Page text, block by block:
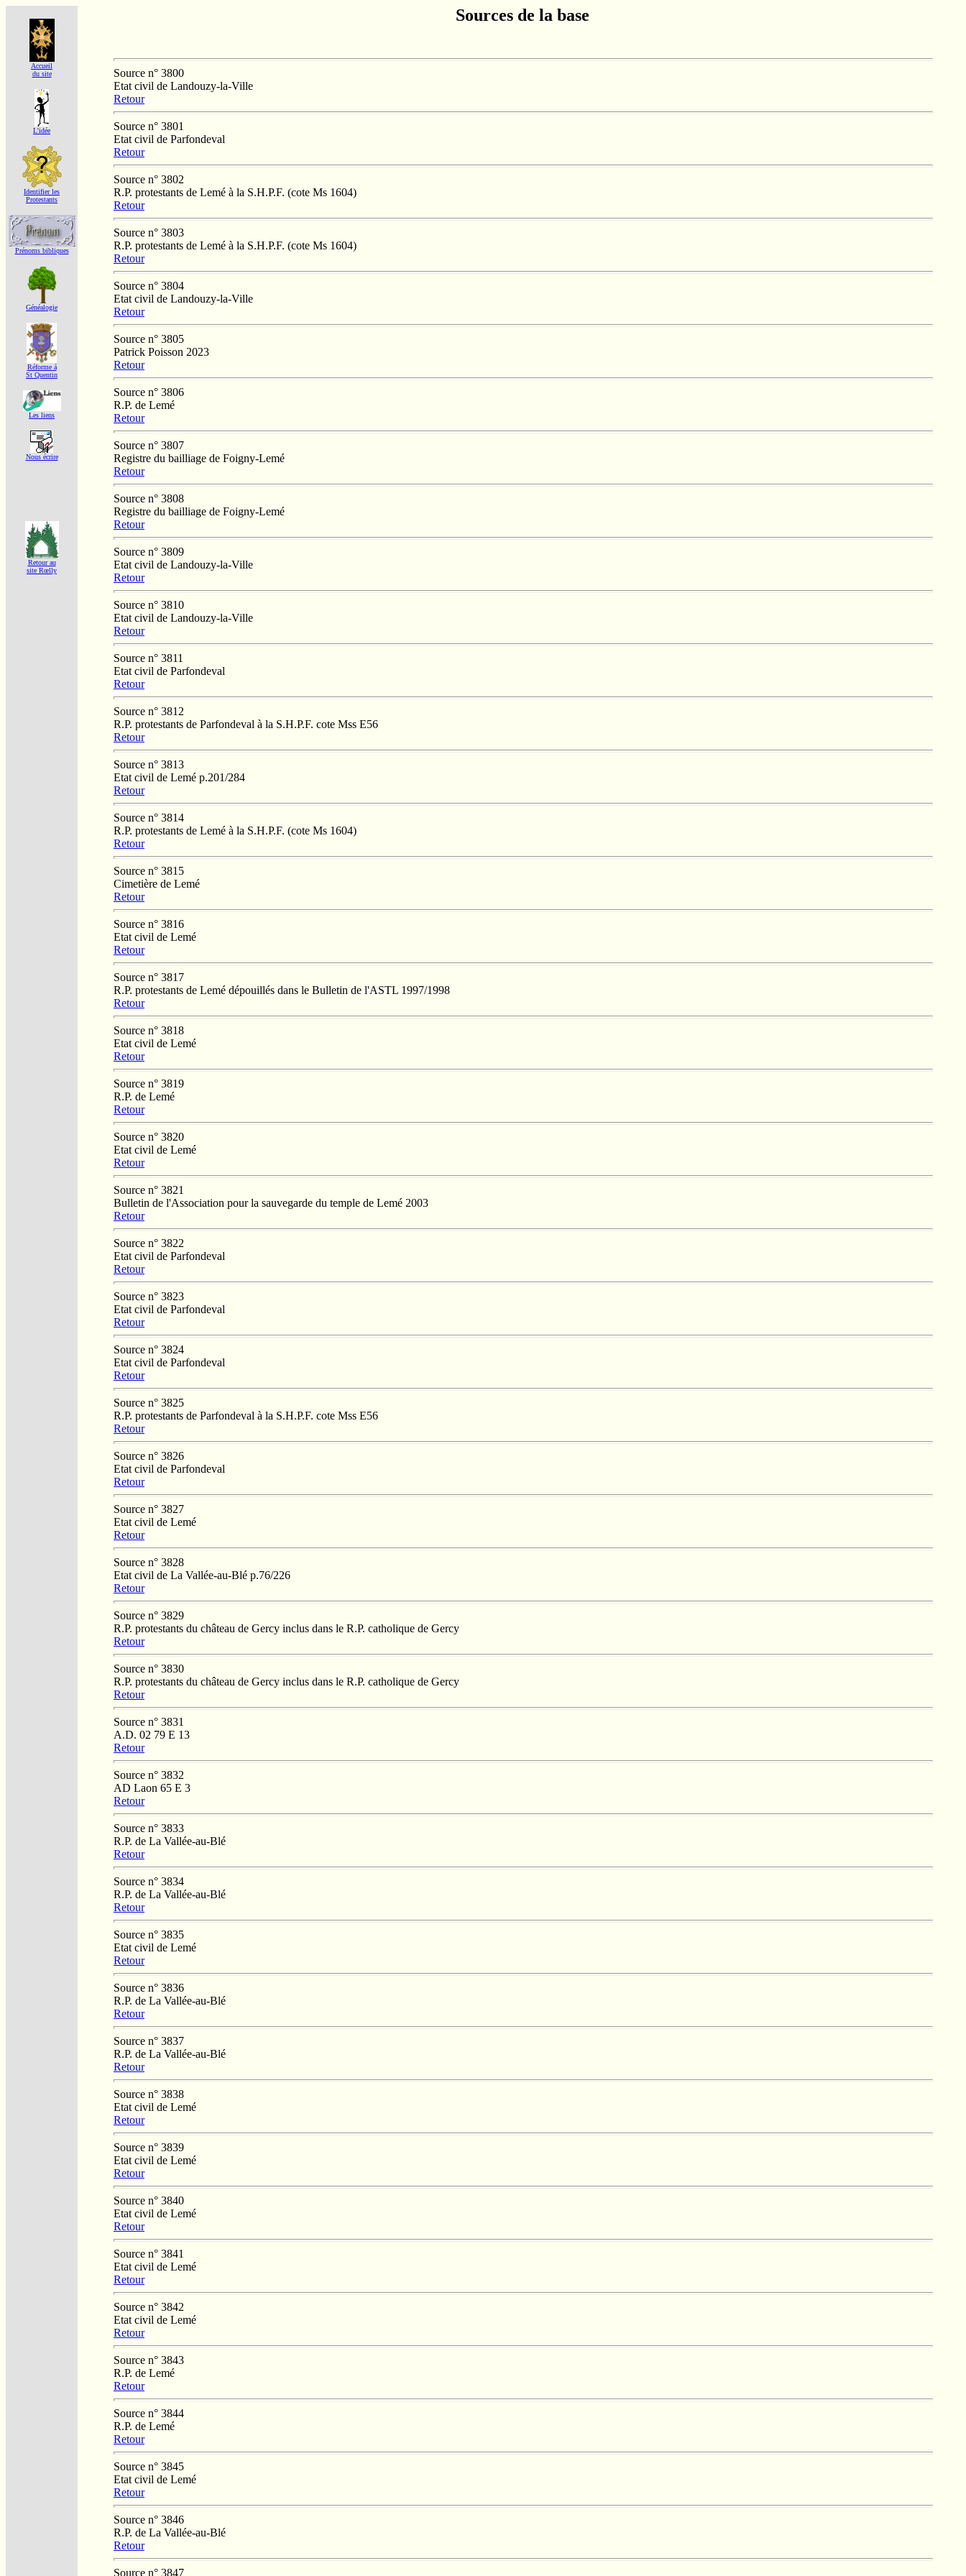
Accueil
du site
L'idée
Identifier les
Protestants
Prénoms bibliques
Généalogie
Réforme á
St Quentin
Les liens
Nous écrire
Retour au
site Rœlly
Sources de la base
Source n° 3800
Etat civil de Landouzy-la-Ville
Retour
Source n° 3801
Etat civil de Parfondeval
Retour
Source n° 3802
R.P. protestants de Lemé à la S.H.P.F. (cote Ms 1604)
Retour
Source n° 3803
R.P. protestants de Lemé à la S.H.P.F. (cote Ms 1604)
Retour
Source n° 3804
Etat civil de Landouzy-la-Ville
Retour
Source n° 3805
Patrick Poisson 2023
Retour
Source n° 3806
R.P. de Lemé
Retour
Source n° 3807
Registre du bailliage de Foigny-Lemé
Retour
Source n° 3808
Registre du bailliage de Foigny-Lemé
Retour
Source n° 3809
Etat civil de Landouzy-la-Ville
Retour
Source n° 3810
Etat civil de Landouzy-la-Ville
Retour
Source n° 3811
Etat civil de Parfondeval
Retour
Source n° 3812
R.P. protestants de Parfondeval à la S.H.P.F. cote Mss E56
Retour
Source n° 3813
Etat civil de Lemé p.201/284
Retour
Source n° 3814
R.P. protestants de Lemé à la S.H.P.F. (cote Ms 1604)
Retour
Source n° 3815
Cimetière de Lemé
Retour
Source n° 3816
Etat civil de Lemé
Retour
Source n° 3817
R.P. protestants de Lemé dépouillés dans le Bulletin de l'ASTL 1997/1998
Retour
Source n° 3818
Etat civil de Lemé
Retour
Source n° 3819
R.P. de Lemé
Retour
Source n° 3820
Etat civil de Lemé
Retour
Source n° 3821
Bulletin de l'Association pour la sauvegarde du temple de Lemé 2003
Retour
Source n° 3822
Etat civil de Parfondeval
Retour
Source n° 3823
Etat civil de Parfondeval
Retour
Source n° 3824
Etat civil de Parfondeval
Retour
Source n° 3825
R.P. protestants de Parfondeval à la S.H.P.F. cote Mss E56
Retour
Source n° 3826
Etat civil de Parfondeval
Retour
Source n° 3827
Etat civil de Lemé
Retour
Source n° 3828
Etat civil de La Vallée-au-Blé p.76/226
Retour
Source n° 3829
R.P. protestants du château de Gercy inclus dans le R.P. catholique de Gercy
Retour
Source n° 3830
R.P. protestants du château de Gercy inclus dans le R.P. catholique de Gercy
Retour
Source n° 3831
A.D. 02 79 E 13
Retour
Source n° 3832
AD Laon 65 E 3
Retour
Source n° 3833
R.P. de La Vallée-au-Blé
Retour
Source n° 3834
R.P. de La Vallée-au-Blé
Retour
Source n° 3835
Etat civil de Lemé
Retour
Source n° 3836
R.P. de La Vallée-au-Blé
Retour
Source n° 3837
R.P. de La Vallée-au-Blé
Retour
Source n° 3838
Etat civil de Lemé
Retour
Source n° 3839
Etat civil de Lemé
Retour
Source n° 3840
Etat civil de Lemé
Retour
Source n° 3841
Etat civil de Lemé
Retour
Source n° 3842
Etat civil de Lemé
Retour
Source n° 3843
R.P. de Lemé
Retour
Source n° 3844
R.P. de Lemé
Retour
Source n° 3845
Etat civil de Lemé
Retour
Source n° 3846
R.P. de La Vallée-au-Blé
Retour
Source n° 3847